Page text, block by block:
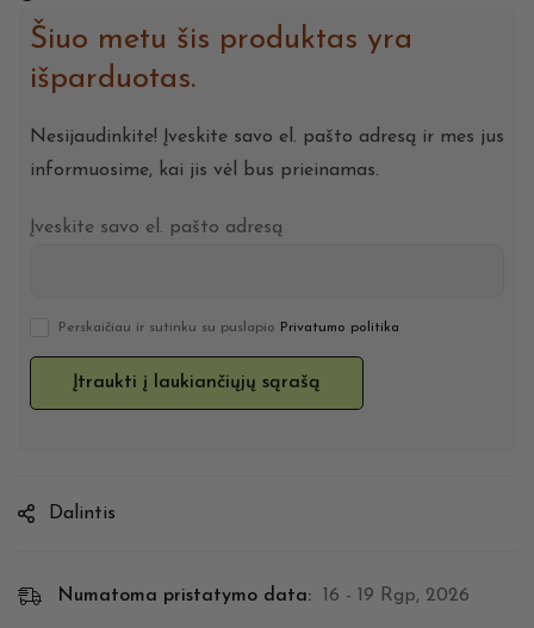
Šiuo metu šis produktas yra
išparduotas.
Nesijaudinkite! Įveskite savo el. pašto adresą ir mes jus
informuosime, kai jis vėl bus prieinamas.
Įveskite savo el. pašto adresą
Perskaičiau ir sutinku su puslapio Privatumo politika
Dalintis
Numatoma pristatymo data: 16 - 19 Rgp, 2026